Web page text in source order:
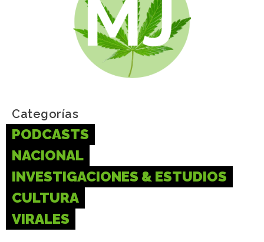
Categorías
PODCASTS
NACIONAL
INVESTIGACIONES & ESTUDIOS
CULTURA
VIRALES